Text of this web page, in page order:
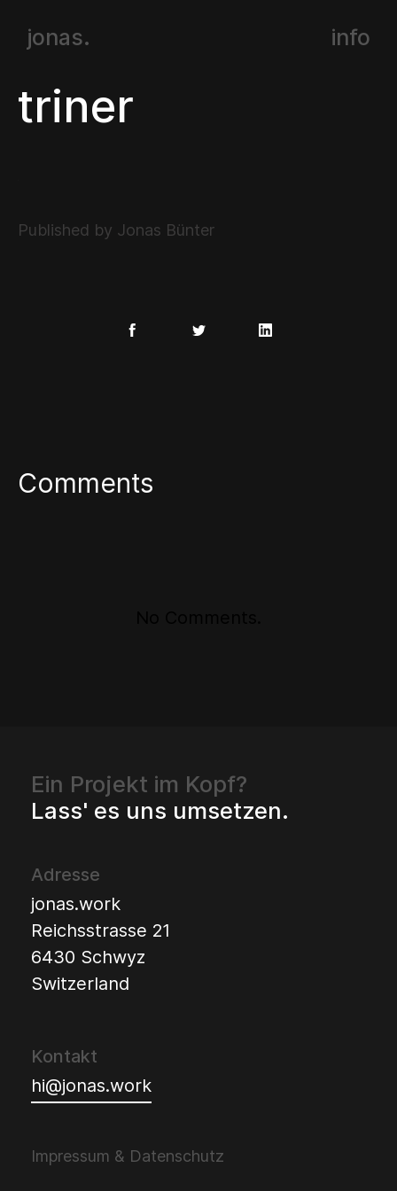
jonas. info
triner
Published by Jonas Bünter
Comments
Ein Projekt im Kopf?
Lass' es uns umsetzen.
Adresse
jonas.work
Reichsstrasse 21
6430 Schwyz
Switzerland
Kontakt
hi@jonas.work
Impressum & Datenschutz